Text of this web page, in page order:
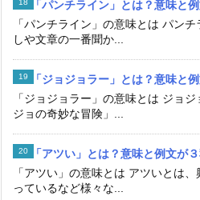
「パンチライン」とは？意味と
「パンチライン」の意味とは パン
しや文章の一番聞か...
「ジョジョラー」とは？意味と
「ジョジョラー」の意味とは ジョ
ジョの奇妙な冒険」...
「アツい」とは？意味と例文が
「アツい」の意味とは アツいとは
っているなど様々な...